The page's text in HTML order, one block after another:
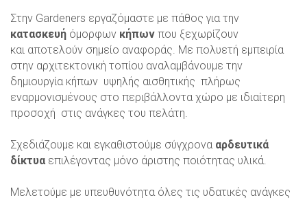
Στην Gardeners εργαζόμαστε με πάθος για την
κατασκευή όμορφων κήπων που ξεχωρίζουν
και αποτελούν σημείο αναφοράς. Με πολυετή εμπειρία
στην αρχιτεκτονική τοπίου αναλαμβάνουμε την
δημιουργία κήπων υψηλής αισθητικής πλήρως
εναρμονισμένους στο περιβάλλοντα χώρο με ιδιαίτερη
προσοχή στις ανάγκες του πελάτη.
Σχεδιάζουμε και εγκαθιστούμε σύγχρονααρδευτικά
δίκτυα επιλέγοντας μόνο άριστης ποιότητας υλικά.
Μελετούμε με υπευθυνότητα όλες τις υδατικές ανάγκες